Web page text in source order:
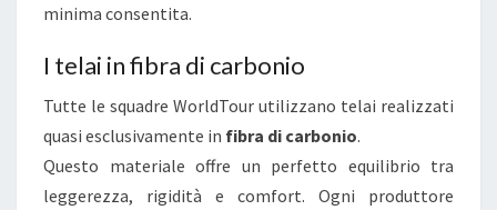
T
U
R
A
E
minima consentita.
I telai in fibra di carbonio
Tutte le squadre WorldTour utilizzano telai realizzati
quasi esclusivamente in fibra di carbonio.
Questo materiale offre un perfetto equilibrio tra
leggerezza, rigidità e comfort. Ogni produttore